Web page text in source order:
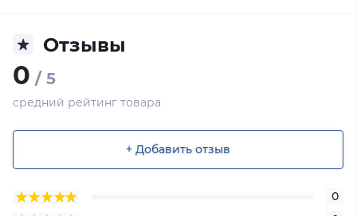
Отзывы
0 / 5
средний рейтинг товара
+ Добавить отзыв
0